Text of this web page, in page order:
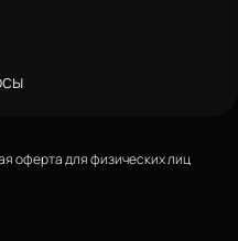
оферта для физических лиц